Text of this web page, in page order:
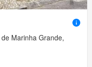
Marinha Grande,